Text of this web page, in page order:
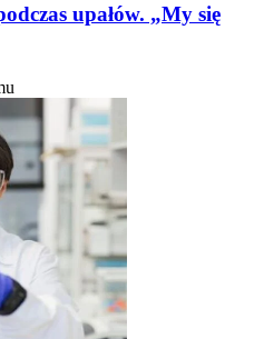
upałów. „My się